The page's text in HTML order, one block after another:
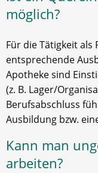
möglich?
Für die Tätigkeit als
entsprechende
Apotheke sind
(z. B. Lager/
Berufsabschluss
Ausbildung bzw.
Kann man
arbeiten?